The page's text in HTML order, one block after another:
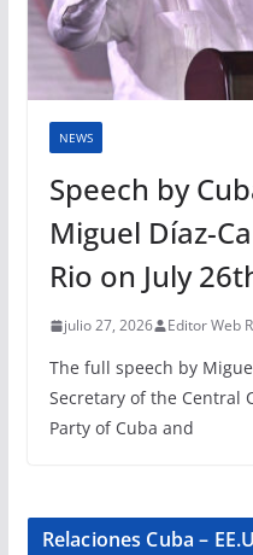
NEWS
Speech by
Miguel Díaz-
Rio on July
julio 27, 2026 Editor Web
The full speech by
Secretary of the Central
Party of Cuba and
Relaciones Cuba –